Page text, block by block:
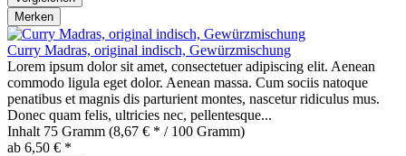
Merken
Curry Madras, original indisch, Gewürzmischung
Lorem ipsum dolor sit amet, consectetuer adipiscing elit. Aenean
commodo ligula eget dolor. Aenean massa. Cum sociis natoque
penatibus et magnis dis parturient montes, nascetur ridiculus mus.
Donec quam felis, ultricies nec, pellentesque...
Inhalt 75 Gramm (8,67 € * / 100 Gramm)
ab 6,50 € *